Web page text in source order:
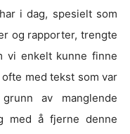
i dag, spesielt som
og rapporter, trengte
vi enkelt kunne finne
med tekst som var
av manglende
med å fjerne denne